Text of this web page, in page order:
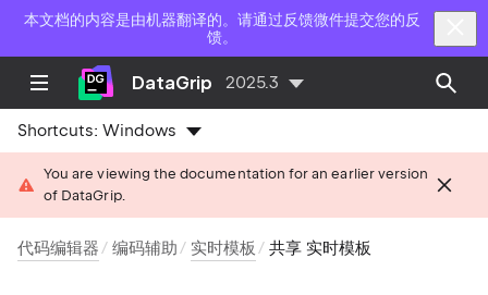
本文档的内容是由机器翻译的。请通过反馈微件提交您的反
馈。
DataGrip 2025.3
Shortcuts:Windows
You are viewing the documentation for an earlier version
of DataGrip.
代码编辑器 编码辅助 实时模板 共享 实时模板